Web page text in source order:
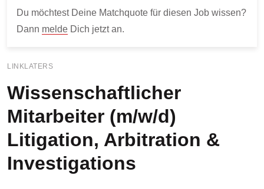
Du möchtest Deine Matchquote für diesen Job wissen?
Dann melde Dich jetzt an.
LINKLATERS
Wissenschaftlicher
Mitarbeiter (m/w/d)
Litigation, Arbitration &
Investigations